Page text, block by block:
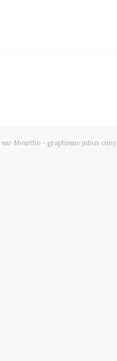
Meurthe - graphisme julien cuny